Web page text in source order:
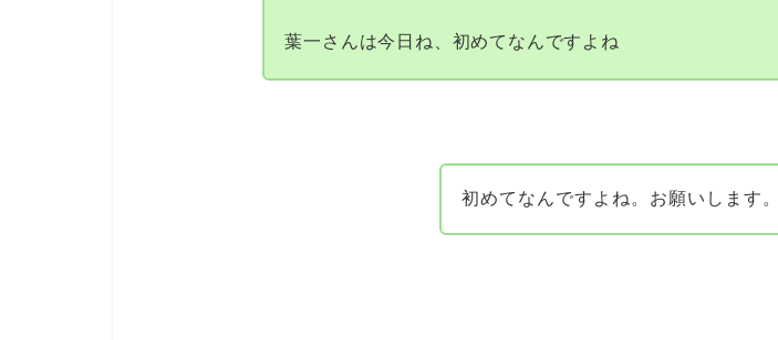
葉一さんは今日ね、初めてなんですよね
初めてなんですよね。お願いします。